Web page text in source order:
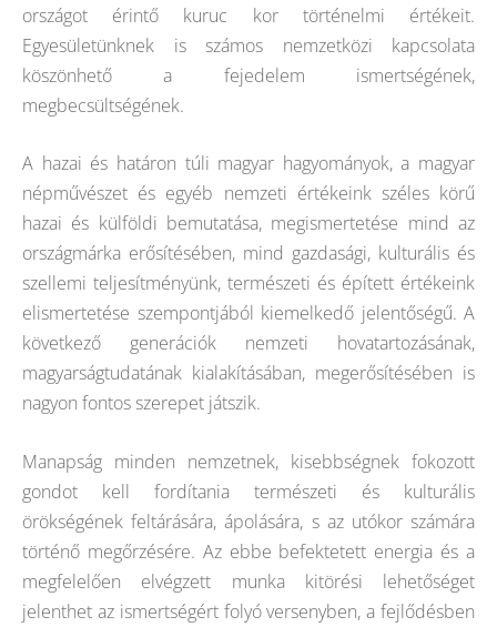
országot érintő kuruc kor történelmi értékeit.
Egyesületünknek is számos nemzetközi kapcsolata
köszönhető a fejedelem ismertségének,
megbecsültségének.
A hazai és határon túli magyar hagyományok, a magyar
népművészet és egyéb nemzeti értékeink széles körű
hazai és külföldi bemutatása, megismertetése mind az
országmárka erősítésében, mind gazdasági, kulturális és
szellemi teljesítményünk, természeti és épített értékeink
elismertetése szempontjából kiemelkedő jelentőségű. A
következő generációk nemzeti hovatartozásának,
magyarságtudatának kialakításában, megerősítésében is
nagyon fontos szerepet játszik.
Manapság minden nemzetnek, kisebbségnek fokozott
gondot kell fordítania természeti és kulturális
örökségének feltárására, ápolására, s az utókor számára
történő megőrzésére. Az ebbe befektetett energia és a
megfelelően elvégzett munka kitörési lehetőséget
jelenthet az ismertségért folyó versenyben, a fejlődésben